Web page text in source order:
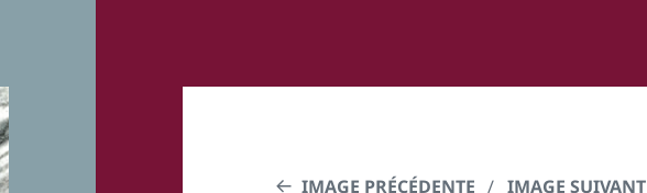
IMAGE PRÉCÉDENTE IMAGE